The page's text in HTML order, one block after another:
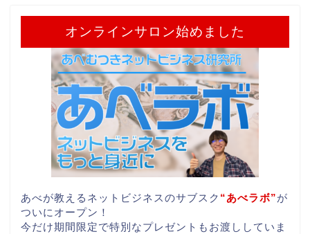
オンラインサロン始めました
あべが教えるネットビジネスのサブスク “あべラボ”が
ついにオープン！
今だけ期間限定で特別なプレゼントもお渡ししていま